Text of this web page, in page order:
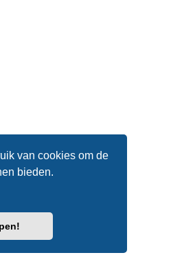
van cookies om de
bieden.